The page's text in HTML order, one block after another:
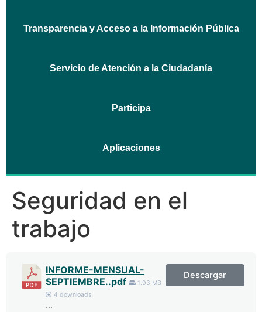
Transparencia y Acceso a la Información Pública
Servicio de Atención a la Ciudadanía
Participa
Aplicaciones
Seguridad en el
trabajo
INFORME-MENSUAL-
SEPTIEMBRE..pdf
1.93 MB
4 downloads
...
Descargar